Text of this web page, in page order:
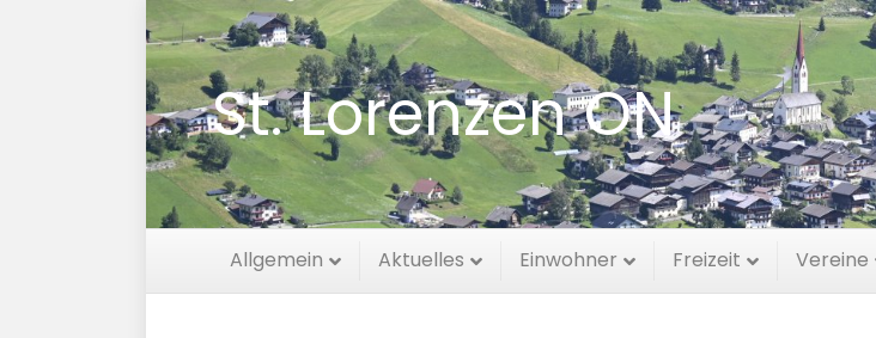
St. Lorenzen ON
Allgemein Aktuelles Einwohner Freizeit Vereine